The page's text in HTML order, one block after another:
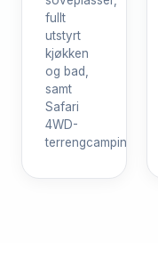
fullt
utstyrt
kjøkken
og bad,
samt
Safari
4WD-
terrengcampingbiler.